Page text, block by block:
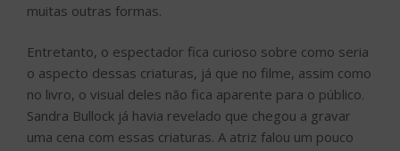
muitas outras formas.
Entretanto, o espectador fica curioso sobre como seria
o aspecto dessas criaturas, já que no filme, assim como
no livro, o visual deles não fica aparente para o público.
Sandra Bullock já havia revelado que chegou a gravar
uma cena com essas criaturas. A atriz falou um pouco